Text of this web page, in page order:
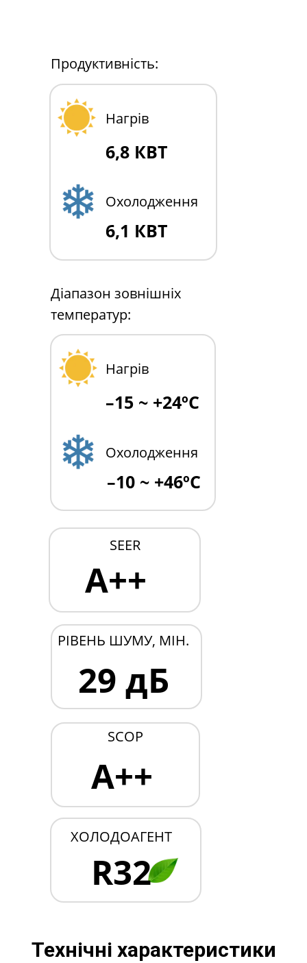
Продуктивність:
Нагрів
Охолодження
6,8 КВТ
6,1 КВТ
SEER
A++
SCOP
A++
РІВЕНЬ ШУМУ, МІН.
29 дБ
ХОЛОДОАГЕНТ
R32
Нагрів
Охолодження
–10 ~ +46ºC
–15 ~ +24ºC
Діапазон зовнішніх
температур:
Технічні характеристики